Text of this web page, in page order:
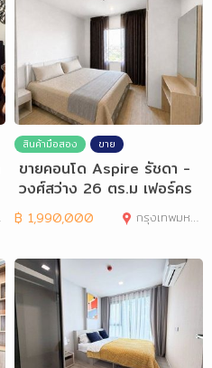
สินค้ามือสอง ขาย
ขายคอนโด Aspire รัชดา -
วงศ์สว่าง 26 ตร.ม เฟอร์คร
บ กรุงเทพ
฿ 1,990,000 กรุงเทพมหานคร